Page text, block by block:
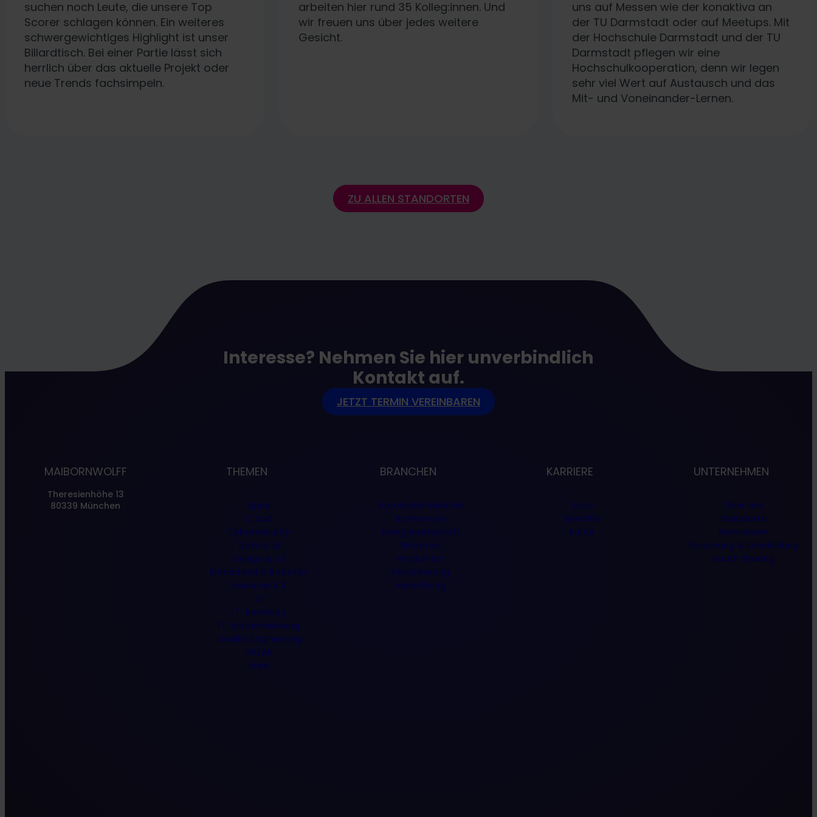
suchen noch Leute, die unsere Top
Scorer schlagen können. Ein weiteres
schwergewichtiges Highlight ist unser
Billardtisch. Bei einer Partie lässt sich
herrlich über das aktuelle Projekt oder
neue Trends fachsimpeln.
arbeiten hier rund 35 Kolleg:innen. Und
wir freuen uns über jedes weitere
Gesicht.
uns auf Messen wie der konaktiva an
der TU Darmstadt oder auf Meetups. Mit
der Hochschule Darmstadt und der TU
Darmstadt pflegen wir eine
Hochschulkooperation, denn wir legen
sehr viel Wert auf Austausch und das
Mit- und Voneinander-Lernen.
ZU ALLEN STANDORTEN
Interesse? Nehmen Sie hier unverbindlich
Kontakt auf.
JETZT TERMIN VEREINBAREN
MAIBORNWOLFF
Theresienhöhe 13
80339 München
THEMEN
Apps
Cloud
Cybersecurity
Data & AI
Design & UX
Embedded & Robotics
Industrie 4.0
IoT
IT-Beratung
IT-Modernisierung
Quality Engineering
VR/AR
Web
BRANCHEN
Automobilindustrie
Bankwesen
Energiewirtschaft
Finanzen
Produktion
Versicherung
Verwaltung
KARRIERE
Jobs
Benefits
Kultur
UNTERNEHMEN
Über uns
Standorte
Referenzen
Forschung & Entwicklung
South Shoring